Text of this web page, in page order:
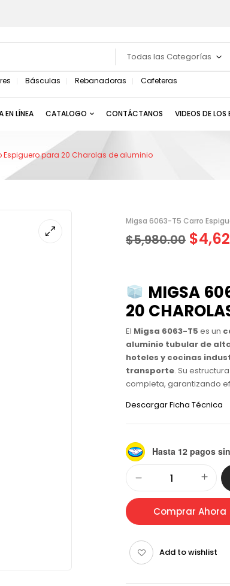
Todas las Categorías
Básculas Rebanadoras Cafeteras
EN LÍNEA CATALOGO CONTÁCTANOS VIDEOS DE LOS
Espiguero para 20 Charolas de aluminio
Migsa 6063-T5 Carro
$5,980.00 $
MIGSA
20
El Migsa 6063-T5 es un
aluminio tubular de
hoteles y cocinas
transporte. Su
completa, garantizando
Descargar Ficha Técnica
Hasta 12 pagos
Comprar Ahora
Add to wishlist